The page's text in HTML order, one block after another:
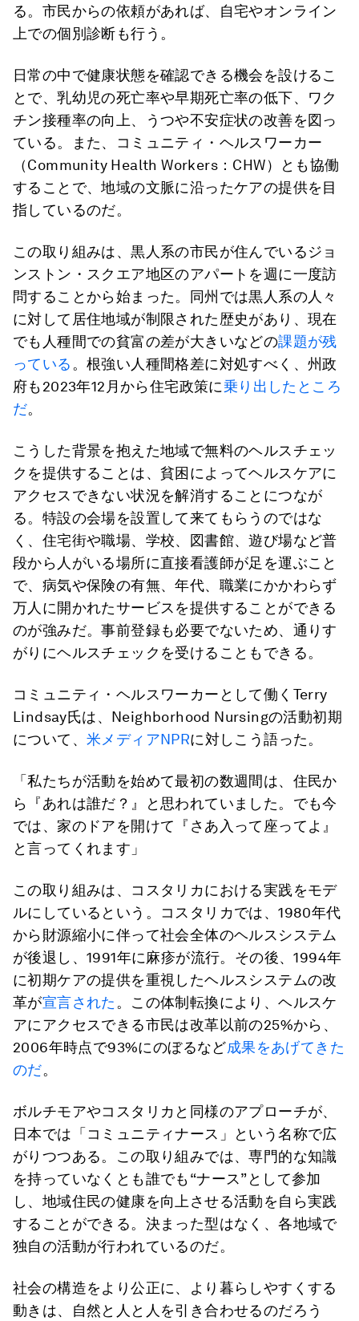
る。市民からの依頼があれば、自宅やオンライン
上での個別診断も行う。
日常の中で健康状態を確認できる機会を設けるこ
とで、乳幼児の死亡率や早期死亡率の低下、ワク
チン接種率の向上、うつや不安症状の改善を図っ
ている。また、コミュニティ・ヘルスワーカー
（Community Health Workers：CHW）とも協働
することで、地域の文脈に沿ったケアの提供を目
指しているのだ。
この取り組みは、黒人系の市民が住んでいるジョ
ンストン・スクエア地区のアパートを週に一度訪
問することから始まった。同州では黒人系の人々
に対して居住地域が制限された歴史があり、現在
でも人種間での貧富の差が大きいなどの課題が残
っている 。根強い人種間格差に対処すべく、州政
府も2023年12月から住宅政策に乗り出したところ
だ。
こうした背景を抱えた地域で無料のヘルスチェッ
クを提供することは、貧困によってヘルスケアに
アクセスできない状況を解消することにつなが
る。特設の会場を設置して来てもらうのではな
く、住宅街や職場、学校、図書館、遊び場など普
段から人がいる場所に直接看護師が足を運ぶこと
で、病気や保険の有無、年代、職業にかかわらず
万人に開かれたサービスを提供することができる
のが強みだ。事前登録も必要でないため、通りす
がりにヘルスチェックを受けることもできる。
コミュニティ・ヘルスワーカーとして働くTerry
Lindsay氏は、Neighborhood Nursingの活動初期
について、 米メディアNPRに対しこう語った。
「私たちが活動を始めて最初の数週間は、住民か
ら『あれは誰だ？』と思われていました。でも今
では、家のドアを開けて『さあ入って座ってよ』
と言ってくれます」
この取り組みは、コスタリカにおける実践をモデ
ルにしているという。コスタリカでは、1980年代
から財源縮小に伴って社会全体のヘルスシステム
が後退し、1991年に麻疹が流行。その後、1994年
に初期ケアの提供を重視したヘルスシステムの改
革が宣言された 。この体制転換により、ヘルスケ
アにアクセスできる市民は改革以前の25%から、
2006年時点で93%にのぼるなど成果をあげてきた
のだ。
ボルチモアやコスタリカと同様のアプローチが、
日本では「コミュニティナース」という名称で広
がりつつある。この取り組みでは、専門的な知識
を持っていなくとも誰でも“ナース”として参加
し、地域住民の健康を向上させる活動を自ら実践
することができる。決まった型はなく、各地域で
独自の活動が行われているのだ。
社会の構造をより公正に、より暮らしやすくする
動きは、自然と人と人を引き合わせるのだろう